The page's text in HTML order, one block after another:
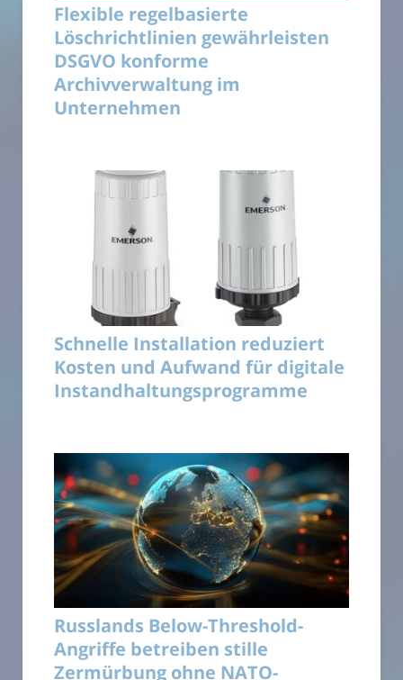
Flexible regelbasierte
Löschrichtlinien gewährleisten
DSGVO konforme
Archivverwaltung im
Unternehmen
Schnelle Installation reduziert
Kosten und Aufwand für digitale
Instandhaltungsprogramme
Russlands Below-Threshold-
Angriffe betreiben stille
Zermürbung ohne NATO-